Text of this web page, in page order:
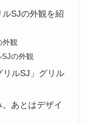
SJの外観を紹
外観
SJの外観
リルSJ」グリル
あとはデザイ